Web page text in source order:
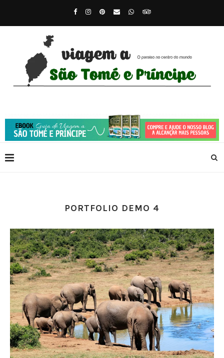
PORTFOLIO DEMO 4